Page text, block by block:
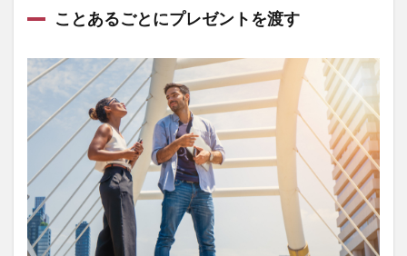
ことあるごとにプレゼントを渡す